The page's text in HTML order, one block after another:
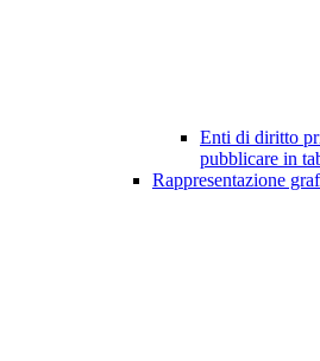
Enti di diritto
pubblicare in
Rappresentazione